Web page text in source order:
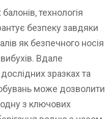
технологія
безпеку завдяки
як безпечного носія
Вдале
зразках та
може дозволити
з ключових